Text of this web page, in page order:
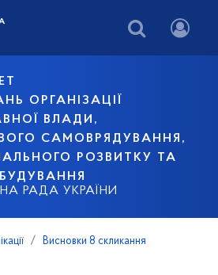
ОРГАНІЗАЦІЇ
ВЛАДИ,
САМОВРЯДУВАННЯ,
РОЗВИТКУ ТА
РАДА УКРАЇНИ
Висновки 8 скликання